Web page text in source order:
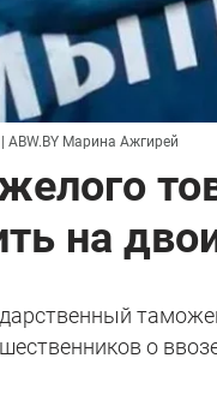
| ABW.BY Марина Ажгирей
на
о